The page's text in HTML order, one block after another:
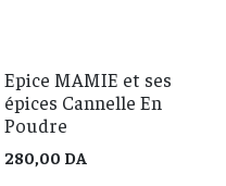
Epice MAMIE et ses
épices Cannelle En
Poudre
280,00 DA